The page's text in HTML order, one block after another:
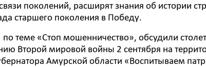
поколений, расширят знания об истории
старшего поколения в Победу.
теме «Стоп мошенничество», обсудили
Второй мировой войны 2 сентября на
Амурской области «Воспитываем